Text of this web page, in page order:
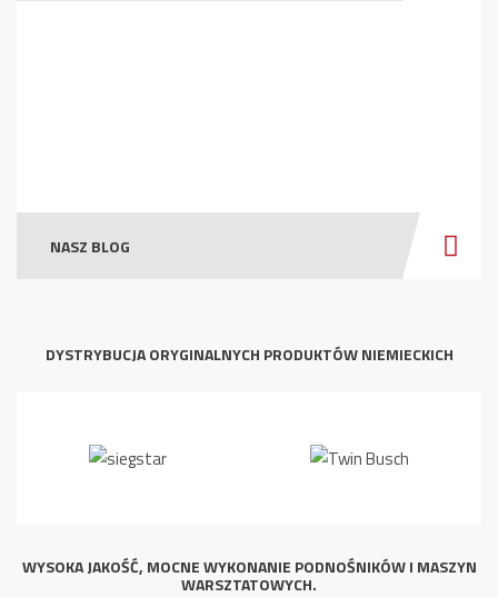
NASZ BLOG
DYSTRYBUCJA ORYGINALNYCH PRODUKTÓW NIEMIECKICH
WYSOKA JAKOŚĆ, MOCNE WYKONANIE PODNOŚNIKÓW I MASZYN
WARSZTATOWYCH.